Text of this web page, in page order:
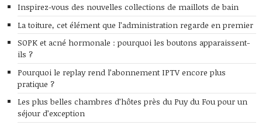
Inspirez-vous des nouvelles collections de maillots de bain
La toiture, cet élément que l’administration regarde en premier
SOPK et acné hormonale : pourquoi les boutons apparaissent-
ils ?
Pourquoi le replay rend l’abonnement IPTV encore plus
pratique ?
Les plus belles chambres d’hôtes près du Puy du Fou pour un
séjour d’exception